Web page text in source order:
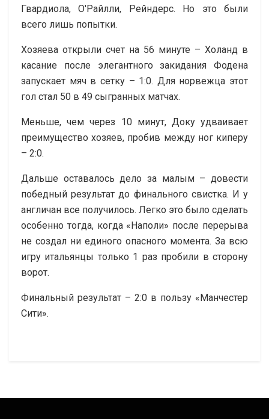
Гвардиола, О'Райлли, Рейндерс. Но это были
всего лишь попытки.
Хозяева открыли счет на 56 минуте – Холанд в
касание после элегантного закидания Фодена
запускает мяч в сетку – 1:0. Для норвежца этот
гол стал 50 в 49 сыгранных матчах.
Меньше, чем через 10 минут, Доку удваивает
преимущество хозяев, пробив между ног киперу
– 2:0.
Дальше оставалось дело за малым – довести
победный результат до финального свистка. И у
англичан все получилось. Легко это было сделать
особенно тогда, когда «Наполи» после перерыва
не создал ни единого опасного момента. За всю
игру итальянцы только 1 раз пробили в сторону
ворот.
Финальный результат – 2:0 в пользу «Манчестер
Сити».